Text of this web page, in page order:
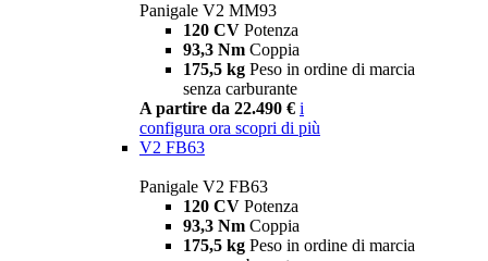
Panigale V2 MM93
120 CV Potenza
93,3 Nm Coppia
175,5 kg Peso in ordine di marcia
senza carburante
A partire da 22.490 € i
configura ora scopri di più
V2 FB63
Panigale V2 FB63
120 CV Potenza
93,3 Nm Coppia
175,5 kg Peso in ordine di marcia